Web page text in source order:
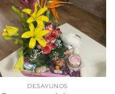
DESAYUNOS